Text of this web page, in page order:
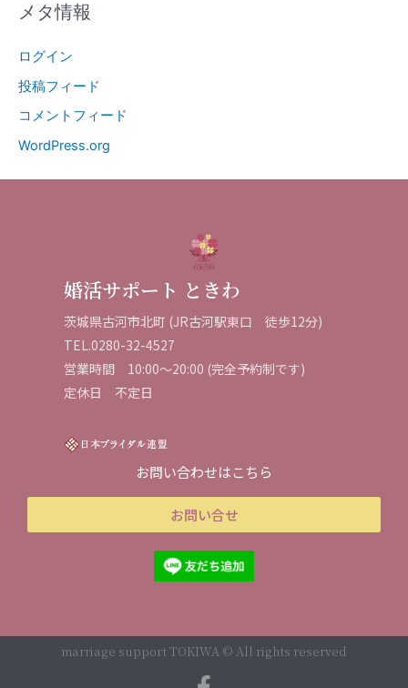
メタ情報
ログイン
投稿フィード
コメントフィード
WordPress.org
婚活サポート ときわ
茨城県古河市北町 (JR古河駅東口 徒歩12分)
TEL.0280-32-4527
営業時間 10:00～20:00 (完全予約制です)
定休日 不定日
お問い合わせはこちら
お問い合せ
marriage support TOKIWA © All rights reserved